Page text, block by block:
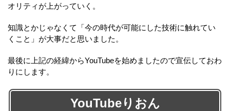
オリティが上がっていく。
知識とかじゃなくて「今の時代が可能にした技術に触れてい
くこと」が大事だと思いました。
最後に上記の経緯からYouTubeを始めましたので宣伝しておわ
りにします。
YouTubeりおん